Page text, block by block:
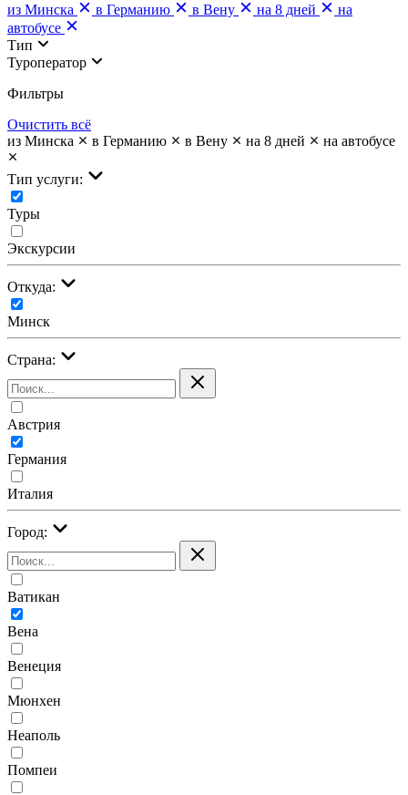
из Минска
в Германию в Вену на 8 дней
на
автобусе
Тип
Туроператор
Фильтры
Очистить всё
из Минска
в Германию в Вену на 8 дней на автобусе
Тип услуги:
Туры
Экскурсии
Откуда:
Минск
Страна:
Австрия
Германия
Италия
Город:
Ватикан
Вена
Венеция
Мюнхен
Неаполь
Помпеи